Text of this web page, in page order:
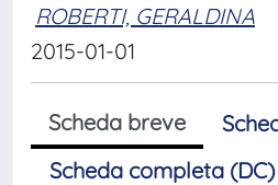
ROBERTI, GERALDINA
2015-01-01
Scheda breve
Scheda completa (DC)